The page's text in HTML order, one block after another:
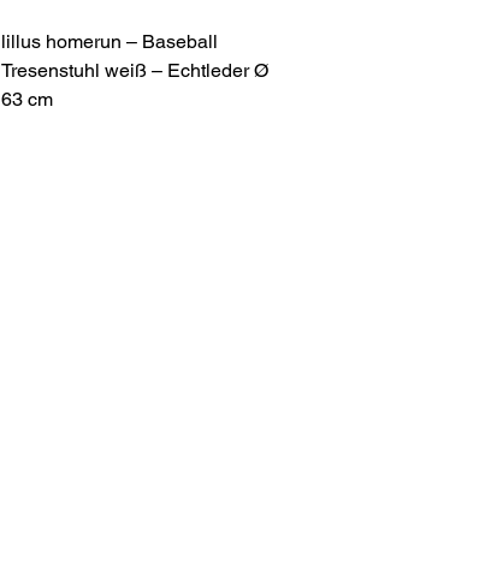
Schnellansicht
lillus homerun – Baseball
Tresenstuhl weiß – Echtleder Ø
63 cm